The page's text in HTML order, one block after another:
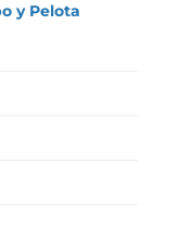
y Pelota